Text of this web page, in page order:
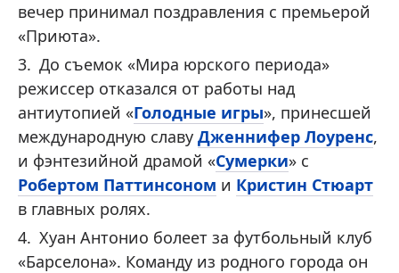
вечер принимал поздравления с премьерой
«Приюта».
До съемок «Мира юрского периода»
режиссер отказался от работы над
антиутопией «Голодные игры», принесшей
международную славу Дженнифер Лоуренс,
и фэнтезийной драмой «Сумерки» с
Робертом Паттинсоном и Кристин Стюарт
в главных ролях.
Хуан Антонио болеет за футбольный клуб
«Барселона». Команду из родного города он